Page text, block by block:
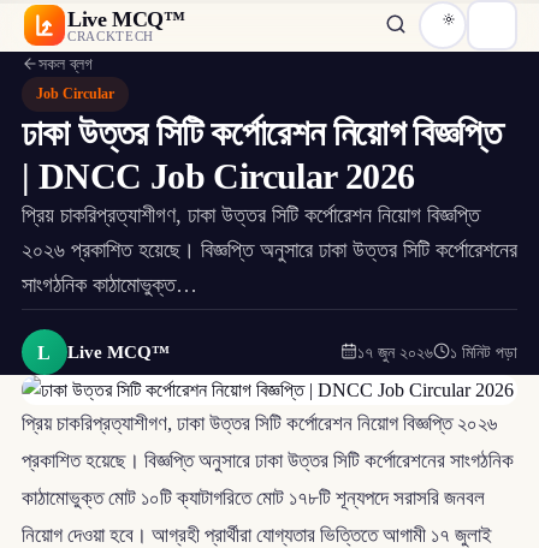
Live MCQ™
CRACKTECH
সকল ব্লগ
Job Circular
ঢাকা উত্তর সিটি কর্পোরেশন নিয়োগ বিজ্ঞপ্তি
| DNCC Job Circular 2026
প্রিয় চাকরিপ্রত্যাশীগণ, ঢাকা উত্তর সিটি কর্পোরেশন নিয়োগ বিজ্ঞপ্তি
২০২৬ প্রকাশিত হয়েছে। বিজ্ঞপ্তি অনুসারে ঢাকা উত্তর সিটি কর্পোরেশনের
সাংগঠনিক কাঠামোভুক্ত…
L Live MCQ™ ১৭ জুন ২০২৬ ১ মিনিট পড়া
প্রিয় চাকরিপ্রত্যাশীগণ, ঢাকা উত্তর সিটি কর্পোরেশন নিয়োগ বিজ্ঞপ্তি ২০২৬
প্রকাশিত হয়েছে। বিজ্ঞপ্তি অনুসারে ঢাকা উত্তর সিটি কর্পোরেশনের সাংগঠনিক
কাঠামোভুক্ত মোট ১০টি ক্যাটাগরিতে মোট ১৭৮টি শূন্যপদে সরাসরি জনবল
নিয়োগ দেওয়া হবে। আগ্রহী প্রার্থীরা যোগ্যতার ভিত্তিতে আগামী ১৭ জুলাই